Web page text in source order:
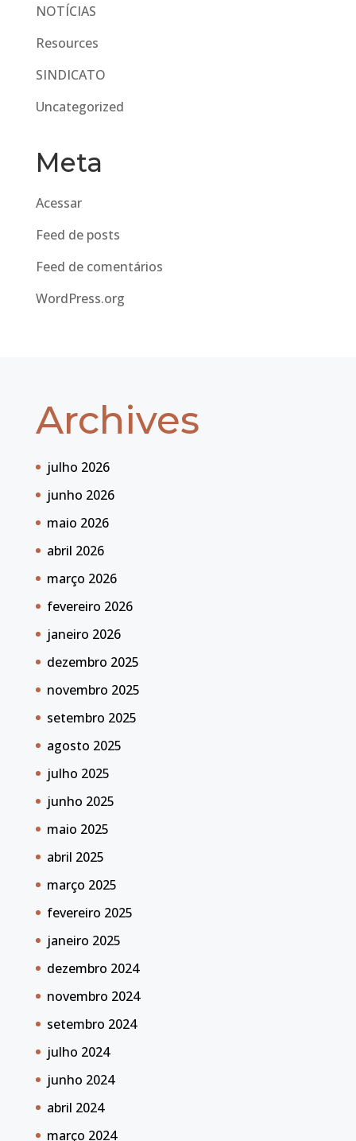
NOTÍCIAS
Resources
SINDICATO
Uncategorized
Meta
Acessar
Feed de posts
Feed de comentários
WordPress.org
Archives
julho 2026
junho 2026
maio 2026
abril 2026
março 2026
fevereiro 2026
janeiro 2026
dezembro 2025
novembro 2025
setembro 2025
agosto 2025
julho 2025
junho 2025
maio 2025
abril 2025
março 2025
fevereiro 2025
janeiro 2025
dezembro 2024
novembro 2024
setembro 2024
julho 2024
junho 2024
abril 2024
março 2024